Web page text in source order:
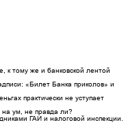
к тому же и банковской лентой
«Билет Банка приколов» и
практически не уступает
ум, не правда ли?
ГАИ и налоговой инспекции.